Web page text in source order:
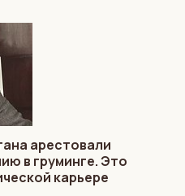
арестовали
в груминге. Это
карьере